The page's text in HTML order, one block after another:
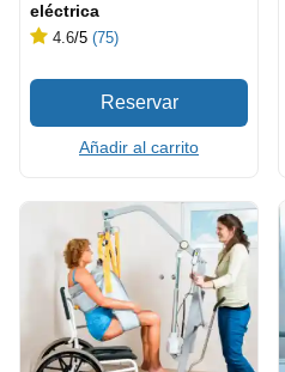
eléctrica
4.6/5 (75)
Añadir al carrito